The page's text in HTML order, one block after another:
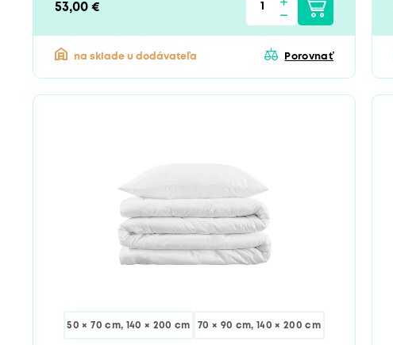
53,00 €
na sklade u dodávateľa Porovnať
50 × 70 cm, 140 × 200 cm 70 × 90 cm, 140 × 200 cm